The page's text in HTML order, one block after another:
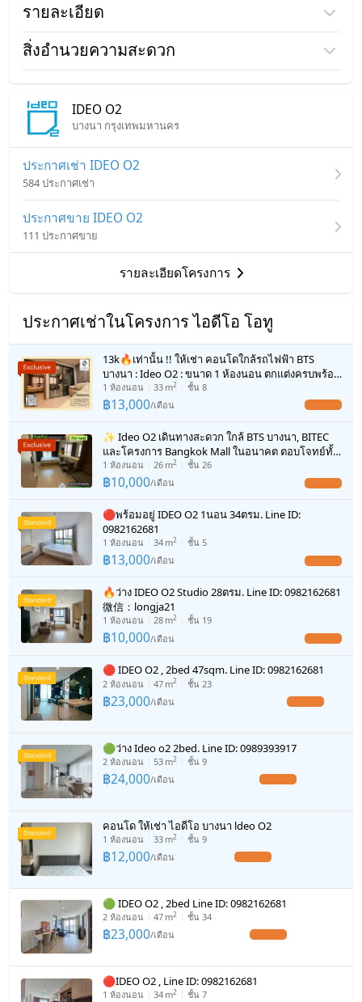
#ไบเทคบางนา
ใหญ่ 3 สระ co-working space นั่งทำงานชิวๆ พร้อมห้อง
ประชุมขนาดใหญ่ พื้นที่ปั่นจักยาน สนามบาส และฟิตเนส
เครื่องออกกำลังกายครบครัน ส่วนกลางใหญ่แบบจุใจ ให้คุณ
ใช้ชีวิตอย่างลงตัว 🌱🍃
สัญญา 1 ปี , มัดจำ 2 เดือน, ค่าเช่าจ่ายล่วงหน้า 1 เดือน
สนใจติดต่อ☎️ : 096-654 5686
Line 🆔 : 0966545686
https://line.me/ti/p/U0Xh_WA-jP
รายละเอียด
ชื่อโครงการ
IDEO O2
15,000 / เดือน
เงินมัดจำ/ประกัน
ค่าเช่าล่วงหน้า
1 เดือน
อาคาร
ตึก C
รูปแบบห้อง
1 ห้องนอน
ห้องอยู่ชั้นที่
9
จำนวนห้องน้ำ
1 ห้องน้ำ
ขนาดพื้นที่ห้อง
สิ่งอำนวยความสะดวก
ภายในห้อง ภายในโครงการ
เฟอร์นิเจอร์
โทรศัพท์บ้าน
เครื่องปรับอากาศ
เครื่องทำน้ำร้อน/น้ำอุ่น
ประตูห้องระบบ digital lock
TV
เตาปรุงอาหาร
ตู้เย็น
เครื่องดูดควัน
มีอินเตอร์เน็ตไร้สาย (Wi-Fi) ในห้องพัก
เครื่องซักผ้า
ไมโครเวฟ
IDEO O2
บางนา กรุงเทพมหานคร
ประกาศเช่า IDEO O2
584 ประกาศเช่า
ประกาศขาย IDEO O2
111 ประกาศขาย
รายละเอียดโครงการ
ประกาศเช่าในโครงการ ไอดีโอ โอทู
13k🔥เท่านั้น !! ให้เช่า คอนโดใกล้รถไฟฟ้า BTS
บางนา : Ideo O2 : ขนาด 1 ห้องนอน ตกแต่งครบพร้อม
เข้าอยู่ , ใกล้สี่แยกบางนา และ ไบเทคบางนา
1 ห้องนอน 33 m2 ชั้น 8
฿13,000/เดือน
✨ Ideo O2 เดินทางสะดวก ใกล้ BTS บางนา, BITEC
และโครงการ Bangkok Mall ในอนาคต ตอบโจทย์ทั้ง
การอยู่อาศัยและการทำงาน
1 ห้องนอน 26 m2 ชั้น 26
฿10,000/เดือน
🔴พร้อมอยู่ IDEO O2 1นอน 34ตรม. Line ID:
0982162681
1 ห้องนอน 34 m2 ชั้น 5
฿13,000/เดือน
🔥ว่าง IDEO O2 Studio 28ตรม. Line ID: 0982162681
微信：longja21
1 ห้องนอน 28 m2 ชั้น 19
฿10,000/เดือน
🔴 IDEO O2 , 2bed 47sqm. Line ID: 0982162681
2 ห้องนอน 47 m2 ชั้น 23
฿23,000/เดือน
🟢ว่าง Ideo o2 2bed. Line ID: 0989393917
2 ห้องนอน 53 m2 ชั้น 9
฿24,000/เดือน
คอนโด ให้เช่า ไอดีโอ​ บางนา ldeo O2
1 ห้องนอน 33 m2 ชั้น 9
฿12,000/เดือน
🟢 IDEO O2 , 2bed Line ID: 0982162681
2 ห้องนอน 47 m2 ชั้น 34
฿23,000/เดือน
🔴IDEO O2 , Line ID: 0982162681
1 ห้องนอน 34 m2 ชั้น 7